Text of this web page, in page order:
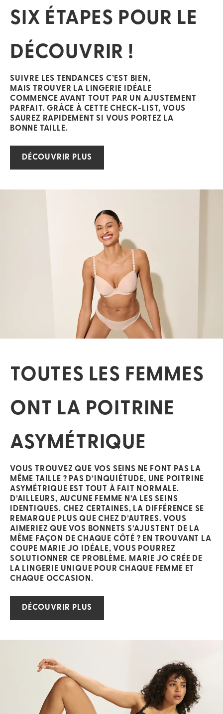
SIX ÉTAPES POUR LE
DÉCOUVRIR !
SUIVRE LES TENDANCES C’EST BIEN,
MAIS TROUVER LA LINGERIE IDÉALE
COMMENCE AVANT TOUT PAR UN AJUSTEMENT
PARFAIT. GRÂCE À CETTE CHECK-LIST, VOUS
SAUREZ RAPIDEMENT SI VOUS PORTEZ LA
BONNE TAILLE.​
DÉCOUVRIR PLUS
TOUTES LES FEMMES
ONT LA POITRINE
ASYMÉTRIQUE
VOUS TROUVEZ QUE VOS SEINS NE FONT PAS LA
MÊME TAILLE ? PAS D’INQUIÉTUDE, UNE POITRINE
ASYMÉTRIQUE EST TOUT À FAIT NORMALE.
D’AILLEURS, AUCUNE FEMME N’A LES SEINS
IDENTIQUES. CHEZ CERTAINES, LA DIFFÉRENCE SE
REMARQUE PLUS QUE CHEZ D’AUTRES. VOUS
AIMERIEZ QUE VOS BONNETS S’AJUSTENT DE LA
MÊME FAÇON DE CHAQUE CÔTÉ ? EN TROUVANT LA
COUPE MARIE JO IDÉALE, VOUS POURREZ
SOLUTIONNER CE PROBLÈME. MARIE JO CRÉE DE
LA LINGERIE UNIQUE POUR CHAQUE FEMME ET
CHAQUE OCCASION.
DÉCOUVRIR PLUS